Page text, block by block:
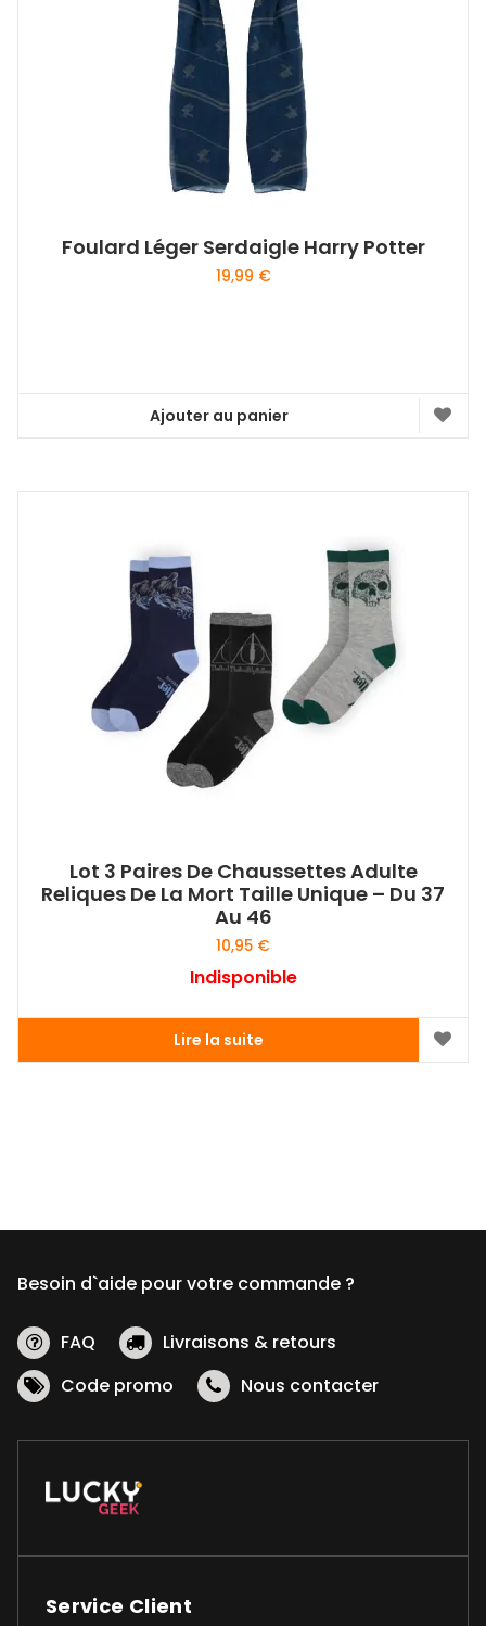
Foulard Léger Serdaigle Harry Potter
19,99 €
Ajouter au panier
Lot 3 Paires De Chaussettes Adulte
Reliques De La Mort Taille Unique – Du 37
Au 46
10,95 €
Indisponible
Lire la suite
Besoin d`aide pour votre commande ?
FAQ
Livraisons & retours
Code promo
Nous contacter
Service Client